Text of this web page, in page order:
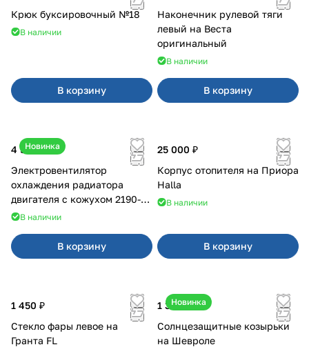
Крюк буксировочный №18
В наличии
В корзину
Наконечник рулевой тяги
левый на Веста
оригинальный
В наличии
В корзину
Новинка
4 550 ₽
Электровентилятор
охлаждения радиатора
двигателя с кожухом 2190-
2194 н/о с кондиционером
В наличии
В корзину
25 000 ₽
Корпус отопителя на Приора
Halla
В наличии
В корзину
1 450 ₽
Стекло фары левое на
Гранта FL
Новинка
1 350 ₽
Солнцезащитные козырьки
на Шевроле